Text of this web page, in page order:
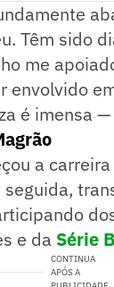
Têm sido
me
envolvido
é imensa
a
e da Série B
CONTINUA
APÓS A